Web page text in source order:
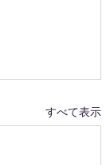
すべて表示